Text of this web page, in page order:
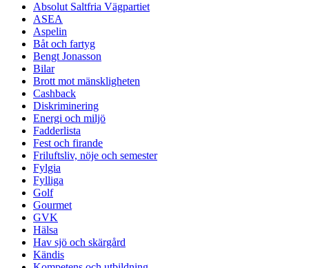
Absolut Saltfria Vägpartiet
ASEA
Aspelin
Båt och fartyg
Bengt Jonasson
Bilar
Brott mot mänskligheten
Cashback
Diskriminering
Energi och miljö
Fadderlista
Fest och firande
Friluftsliv, nöje och semester
Fylgia
Fylliga
Golf
Gourmet
GVK
Hälsa
Hav sjö och skärgård
Kändis